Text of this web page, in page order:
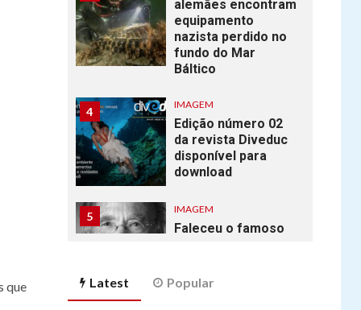
que
alemães encontram
equipamento
nazista perdido no
fundo do Mar
Báltico
4 IMAGEM
Edição número 02
da revista Diveduc
disponível para
download
5 IMAGEM
Faleceu o famoso
Brooks.
Latest Popular